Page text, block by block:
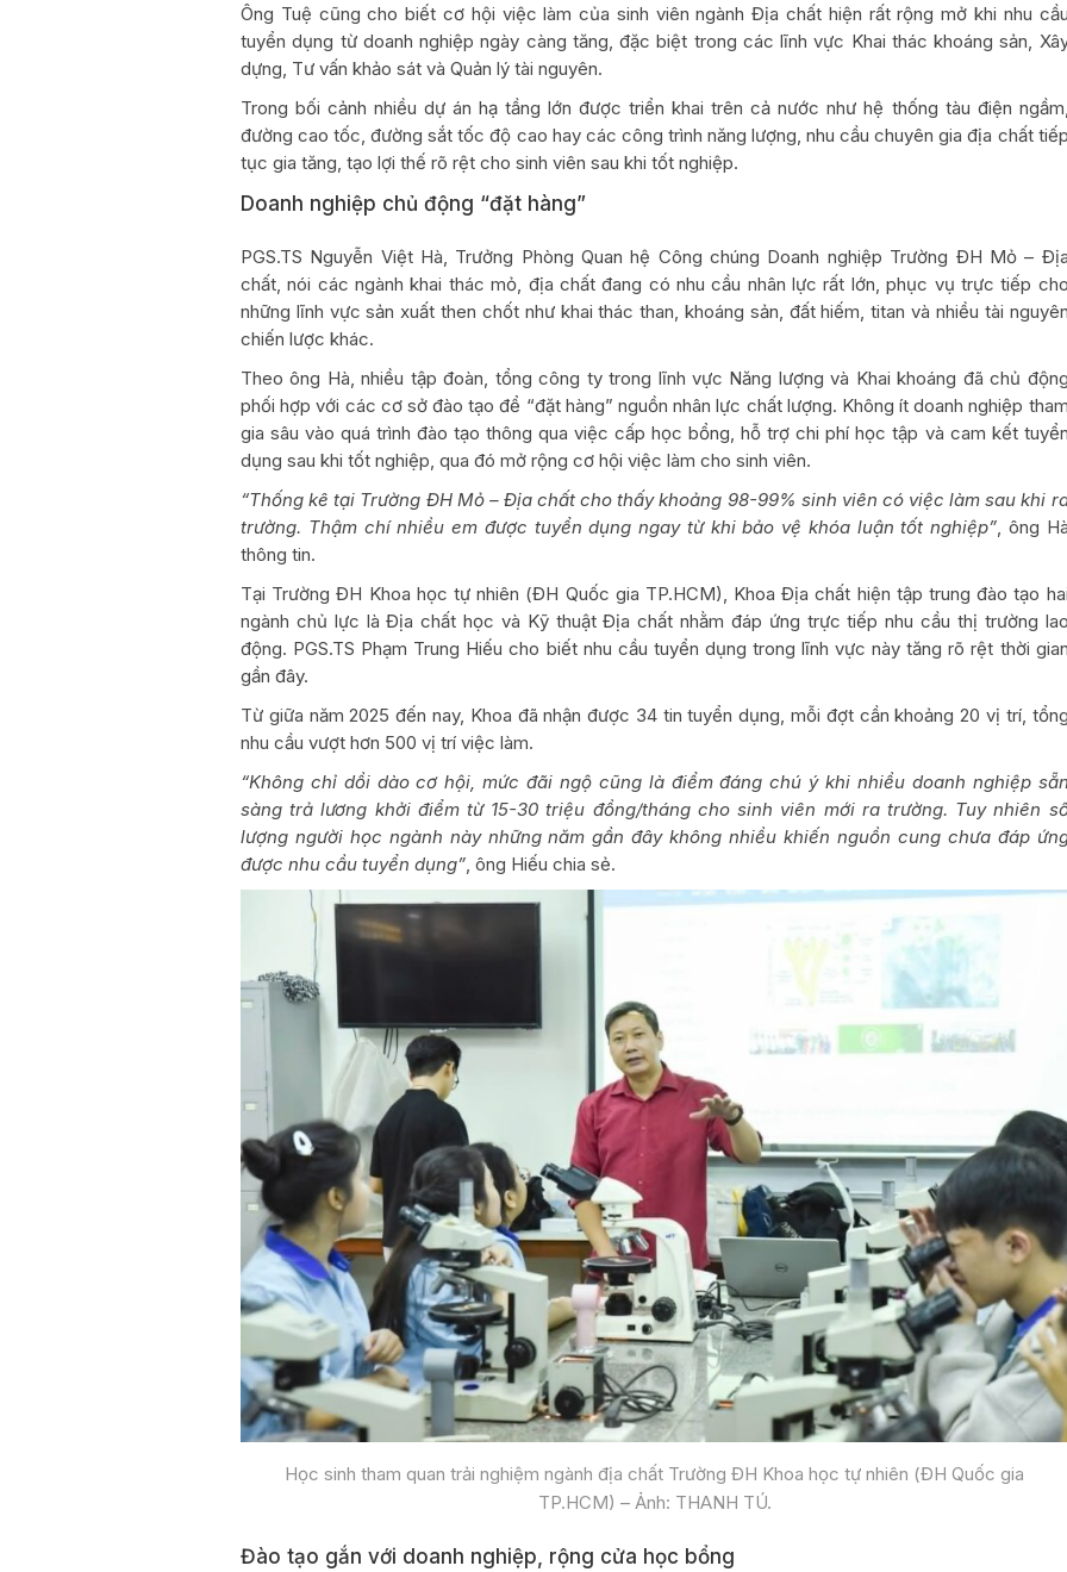
Ông Tuệ cũng cho biết cơ hội việc làm của sinh viên ngành Địa chất hiện rất rộng mở khi nhu cầu
tuyển dụng từ doanh nghiệp ngày càng tăng, đặc biệt trong các lĩnh vực Khai thác khoáng sản,
dựng, Tư vấn khảo sát và Quản lý tài nguyên.
Trong bối cảnh nhiều dự án hạ tầng lớn được triển khai trên cả nước như hệ thống tàu điện ngầm,
đường cao tốc, đường sắt tốc độ cao hay các công trình năng lượng, nhu cầu chuyên gia địa chất tiếp
tục gia tăng, tạo lợi thế rõ rệt cho sinh viên sau khi tốt nghiệp.
Doanh nghiệp chủ động “đặt hàng”
PGS.TS Nguyễn Việt Hà, Trưởng Phòng Quan hệ Công chúng Doanh nghiệp Trường ĐH Mỏ – Địa
chất, nói các ngành khai thác mỏ, địa chất đang có nhu cầu nhân lực rất lớn, phục vụ trực tiếp cho
những lĩnh vực sản xuất then chốt như khai thác than, khoáng sản, đất hiếm, titan và nhiều tài nguyên
chiến lược khác.
Theo ông Hà, nhiều tập đoàn, tổng công ty trong lĩnh vực Năng lượng và Khai khoáng đã chủ động
phối hợp với các cơ sở đào tạo để “đặt hàng” nguồn nhân lực chất lượng. Không ít doanh nghiệp tham
gia sâu vào quá trình đào tạo thông qua việc cấp học bổng, hỗ trợ chi phí học tập và cam kết tuyển
dụng sau khi tốt nghiệp, qua đó mở rộng cơ hội việc làm cho sinh viên.
“Thống kê tại Trường ĐH Mỏ – Địa chất cho thấy khoảng 98-99% sinh viên có việc làm sau khi
trường. Thậm chí nhiều em được tuyển dụng ngay từ khi bảo vệ khóa luận tốt nghiệp” , ông Hà
thông tin.
Tại Trường ĐH Khoa học tự nhiên (ĐH Quốc gia TP.HCM), Khoa Địa chất hiện tập trung đào tạo hai
ngành chủ lực là Địa chất học và Kỹ thuật Địa chất nhằm đáp ứng trực tiếp nhu cầu thị trường lao
động. PGS.TS Phạm Trung Hiếu cho biết nhu cầu tuyển dụng trong lĩnh vực này tăng rõ rệt thời gian
gần đây.
Từ giữa năm 2025 đến nay, Khoa đã nhận được 34 tin tuyển dụng, mỗi đợt cần khoảng 20 vị trí, tổng
nhu cầu vượt hơn 500 vị trí việc làm.
“Không chỉ dồi dào cơ hội, mức đãi ngộ cũng là điểm đáng chú ý khi nhiều doanh nghiệp sẵn
sàng trả lương khởi điểm từ 15-30 triệu đồng/tháng cho sinh viên mới ra trường. Tuy nhiên
lượng người học ngành này những năm gần đây không nhiều khiến nguồn cung chưa đáp
được nhu cầu tuyển dụng” , ông Hiếu chia sẻ.
Học sinh tham quan trải nghiệm ngành địa chất Trường ĐH Khoa học tự nhiên (ĐH Quốc gia
TP.HCM) – Ảnh: THANH TÚ.
Đào tạo gắn với doanh nghiệp, rộng cửa học bổng